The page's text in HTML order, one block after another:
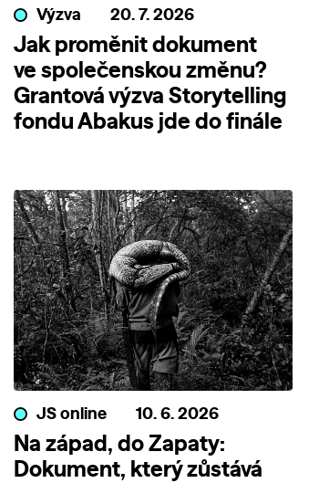
Výzva 20. 7. 2026
Jak proměnit dokument
ve společenskou změnu?
Grantová výzva Storytelling
fondu Abakus jde do finále
JS online 10. 6. 2026
Na západ, do Zapaty:
Dokument, který zůstává